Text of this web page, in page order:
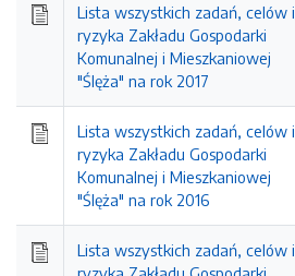
Lista wszystkich zadań, celów i
ryzyka Zakładu Gospodarki
Komunalnej i Mieszkaniowej
"Ślęża" na rok 2017
Lista wszystkich zadań, celów i
ryzyka Zakładu Gospodarki
Komunalnej i Mieszkaniowej
"Ślęża" na rok 2016
Lista wszystkich zadań, celów i